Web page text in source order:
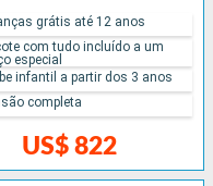
US$ 822
grátis até 12 anos
com tudo incluído a um
especial
infantil a partir dos 3 anos
completa